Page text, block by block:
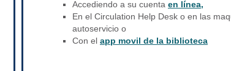
Accediendo a su cuenta en línea,
En el Circulation Help Desk o en las
autoservicio o
Con el app movil de la biblioteca